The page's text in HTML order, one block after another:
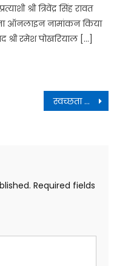
श्री त्रिवेंद्र सिंह रावत
ऑनलाइन नामांकन किया
श्री रमेश पोखरियाल […]
स्वच्छता अभियान के अन्तर्गत ’स्वच्छता अपनाओ, बीमारी भगाओ’ कार्यक्रम में प्रतिभाग किया
Required fields